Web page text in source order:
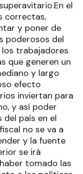
el
correctas,
y poner de
poderosos del
trabajadores
que generen un
y largo
efecto
inviertan para
y así poder
del país en el
no se va a
y la fuente
se irá
tomado las